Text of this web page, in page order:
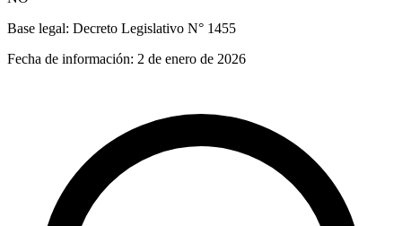
Base legal: Decreto Legislativo N° 1455
Fecha de información: 2 de enero de 2026